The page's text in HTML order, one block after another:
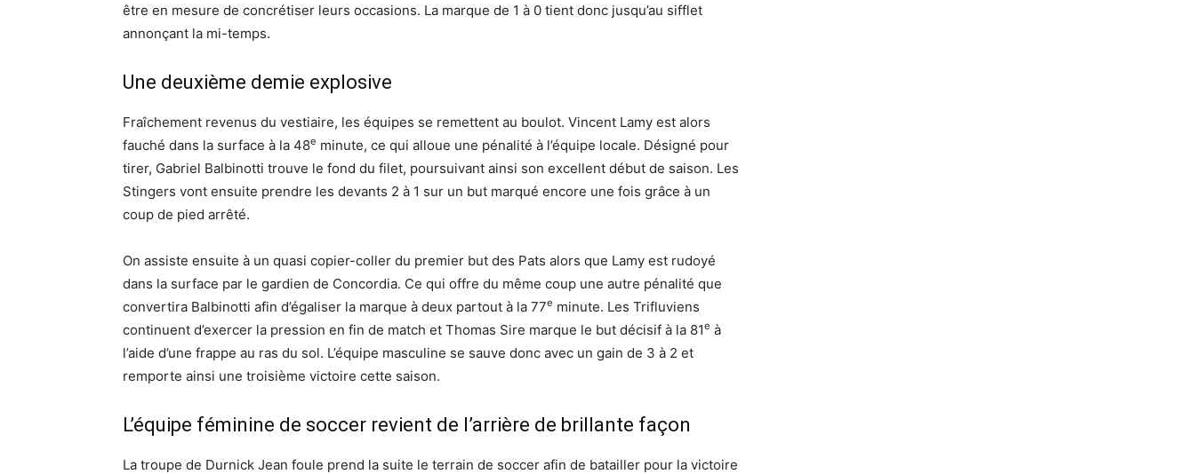
être en mesure de concrétiser leurs occasions. La marque de 1 à 0 tient donc jusqu’au sifflet
annonçant la mi-temps.
Une deuxième demie explosive
Fraîchement revenus du vestiaire, les équipes se remettent au boulot. Vincent Lamy est alors
fauché dans la surface à la 48e minute, ce qui alloue une pénalité à l’équipe locale. Désigné pour
tirer, Gabriel Balbinotti trouve le fond du filet, poursuivant ainsi son excellent début de saison. Les
Stingers vont ensuite prendre les devants 2 à 1 sur un but marqué encore une fois grâce à un
coup de pied arrêté.
On assiste ensuite à un quasi copier-coller du premier but des Pats alors que Lamy est rudoyé
dans la surface par le gardien de Concordia. Ce qui offre du même coup une autre pénalité que
convertira Balbinotti afin d’égaliser la marque à deux partout à la 77e minute. Les Trifluviens
continuent d’exercer la pression en fin de match et Thomas Sire marque le but décisif à la 81e à
l’aide d’une frappe au ras du sol. L’équipe masculine se sauve donc avec un gain de 3 à 2 et
remporte ainsi une troisième victoire cette saison.
L’équipe féminine de soccer revient de l’arrière de brillante façon
La troupe de Durnick Jean foule prend la suite le terrain de soccer afin de batailler pour la victoire